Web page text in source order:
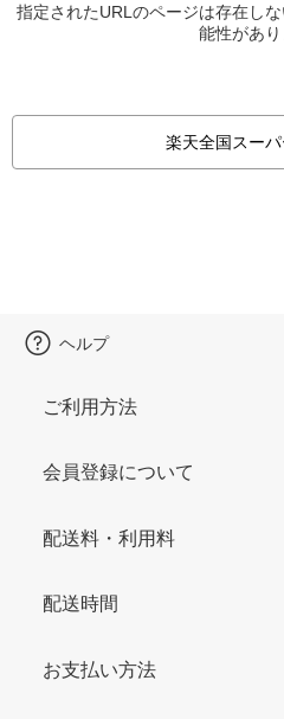
指定されたURLのページは存在し
能性があり
楽天全国スー
ヘルプ
ご利用方法
会員登録について
配送料・利用料
配送時間
お支払い方法